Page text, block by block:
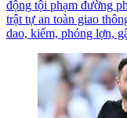
động tội phạm đường
trật tự an toàn giao
dao, kiếm, phóng lợn,